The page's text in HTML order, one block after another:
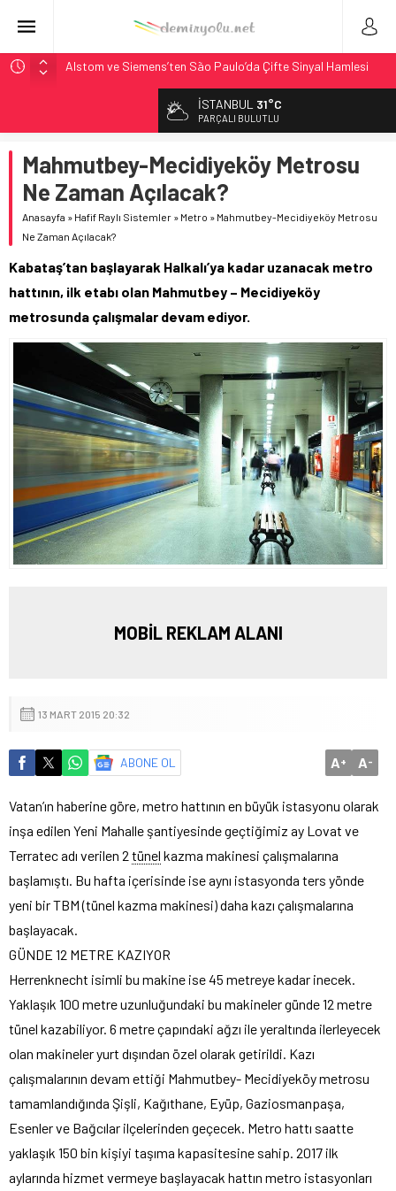
Alstom ve Siemens’ten São Paulo’da Çifte Sinyal Hamlesi
Siemens ve Stadler’dan Berlin S-Bahn’a 350 Trenlik Dev
Japonya Maglev Onayı: Bütçe 11 Trilyon Yen, Hedef 2036
Toronto Metrosu’nda Kapasite %40 Artıyor: Hitachi Rail
İmzaladı
Webuild Tüneli Tamamladı: Lima’da Seyahat 45 Dakikaya
İndi
İSTANBUL 31°C
PARÇALI BULUTLU
Mahmutbey-Mecidiyeköy Metrosu
Ne Zaman Açılacak?
Anasayfa » Hafif Raylı Sistemler » Metro » Mahmutbey-Mecidiyeköy Metrosu
Ne Zaman Açılacak?
Kabataş’tan başlayarak Halkalı’ya kadar uzanacak metro
hattının, ilk etabı olan Mahmutbey – Mecidiyeköy
metrosunda çalışmalar devam ediyor.
MOBİL REKLAM ALANI
13 MART 2015 20:32
ABONE OL A+ A-
Vatan’ın haberine göre, metro hattının en büyük istasyonu olarak
inşa edilen Yeni Mahalle şantiyesinde geçtiğimiz ay Lovat ve
Terratec adı verilen 2 tünel kazma makinesi çalışmalarına
başlamıştı. Bu hafta içerisinde ise aynı istasyonda ters yönde
yeni bir TBM (tünel kazma makinesi) daha kazı çalışmalarına
başlayacak.
GÜNDE 12 METRE KAZIYOR
Herrenknecht isimli bu makine ise 45 metreye kadar inecek.
Yaklaşık 100 metre uzunluğundaki bu makineler günde 12 metre
tünel kazabiliyor. 6 metre çapındaki ağzı ile yeraltında ilerleyecek
olan makineler yurt dışından özel olarak getirildi. Kazı
çalışmalarının devam ettiği Mahmutbey- Mecidiyeköy metrosu
tamamlandığında Şişli, Kağıthane, Eyüp, Gaziosmanpaşa,
Esenler ve Bağcılar ilçelerinden geçecek. Metro hattı saatte
yaklaşık 150 bin kişiyi taşıma kapasitesine sahip. 2017 ilk
aylarında hizmet vermeye başlayacak hattın metro istasyonları